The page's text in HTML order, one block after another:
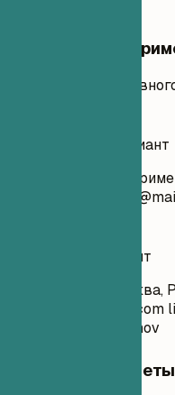
Практические
Примеры
Неудачный вариант
Иван Иванов ул.
Удачный вариант
Иван Иванов Москва,
ivan.ivanov@email.com
github.com/ivanivanov
Короткие советы